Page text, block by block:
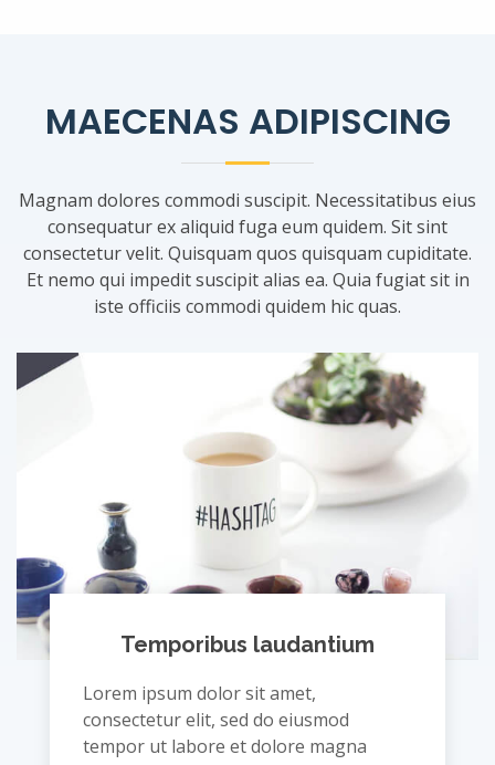
MAECENAS ADIPISCING
Magnam dolores commodi suscipit. Necessitatibus eius
consequatur ex aliquid fuga eum quidem. Sit sint
consectetur velit. Quisquam quos quisquam cupiditate.
Et nemo qui impedit suscipit alias ea. Quia fugiat sit in
iste officiis commodi quidem hic quas.
Temporibus laudantium
Lorem ipsum dolor sit amet,
consectetur elit, sed do eiusmod
tempor ut labore et dolore magna